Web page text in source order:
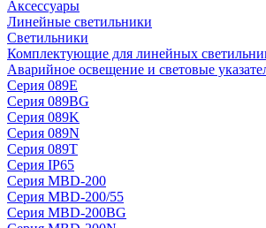
Аксессуары
Линейные светильники
Светильники
Комплектующие для линейных
Аварийное освещение и световые
Серия 089E
Серия 089BG
Серия 089K
Серия 089N
Серия 089T
Серия IP65
Серия MBD-200
Серия MBD-200/55
Серия MBD-200BG